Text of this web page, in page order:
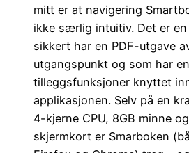
mitt er at navigering
ikke særlig intuitiv. Det er
sikkert har en PDF-utgave
utgangspunkt og som har
tilleggsfunksjoner knyttet
applikasjonen. Selv på en
4-kjerne CPU, 8GB minne
skjermkort er Smarboken